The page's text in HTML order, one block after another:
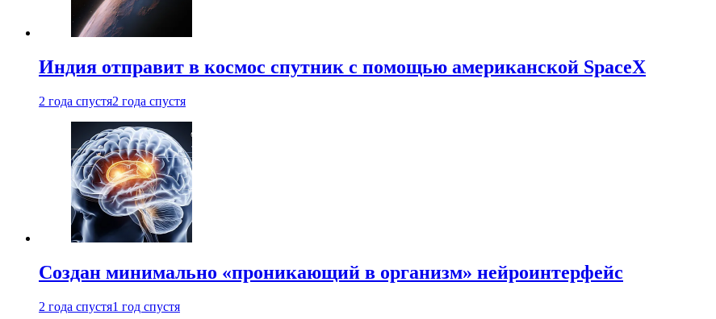
Индия отправит в космос спутник с помощью американской SpaceX
2 года спустя2 года спустя
Создан минимально «проникающий в организм» нейроинтерфейс
2 года спустя1 год спустя